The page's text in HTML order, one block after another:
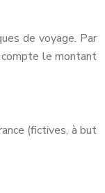
de voyage. Par
compte le montant
(fictives, à but